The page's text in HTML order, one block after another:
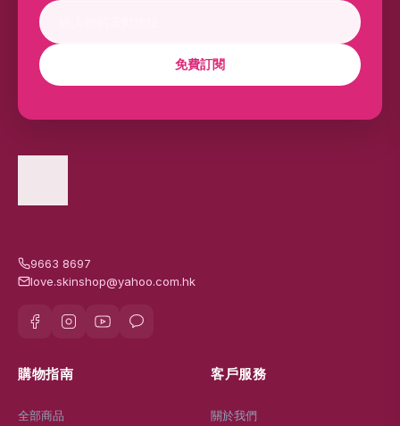
免費訂閱
9663 8697
love.skinshop@yahoo.com.hk
購物指南
全部商品
客戶服務
關於我們